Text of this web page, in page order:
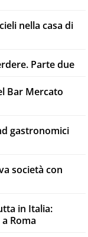
nella casa di
Parte due
Bar Mercato
gastronomici
società con
in Italia:
Roma